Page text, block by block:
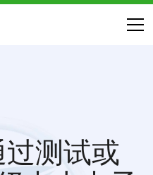
过测试或